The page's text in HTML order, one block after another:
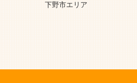
下野市エリア